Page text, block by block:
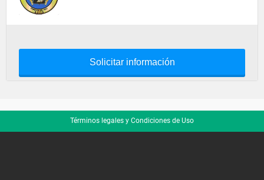
Solicitar información
Términos legales y Condiciones de Uso